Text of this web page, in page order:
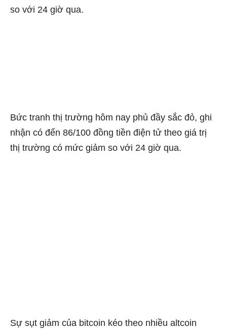
so với 24 giờ qua.
Bức tranh thị trường hôm nay phủ đầy sắc đỏ, ghi
nhận có đến 86/100 đồng tiền điện tử theo giá trị
thị trường có mức giảm so với 24 giờ qua.
Sự sụt giảm của bitcoin kéo theo nhiều altcoin